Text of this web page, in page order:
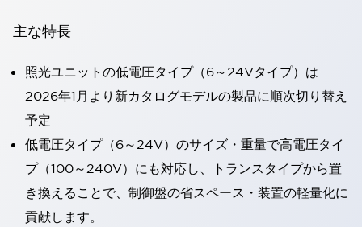
主な特長
照光ユニットの低電圧タイプ（6～24Vタイプ）は
2026年1月より新カタログモデルの製品に順次切り替え
予定
低電圧タイプ（6～24V）のサイズ・重量で高電圧タイ
プ（100～240V）にも対応し、トランスタイプから置
き換えることで、制御盤の省スペース・装置の軽量化に
貢献します。